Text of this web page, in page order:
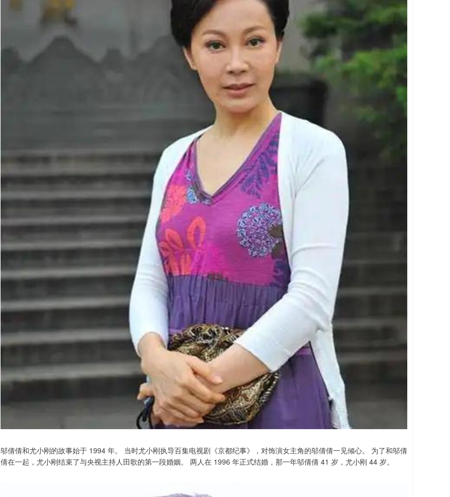
邬倩倩和尤小刚的故事始于 1994 年。 当时尤小刚执导百集电视剧《京都纪事》，对饰演女主角的邬倩倩一见倾心。 为了和邬倩
倩在一起，尤小刚结束了与央视主持人田歌的第一段婚姻。 两人在 1996 年正式结婚，那一年邬倩倩 41 岁，尤小刚 44 岁。